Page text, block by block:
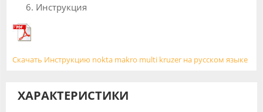
Инструкция
Скачать Инструкцию nokta makro multi kruzer на русском языке
ХАРАКТЕРИСТИКИ